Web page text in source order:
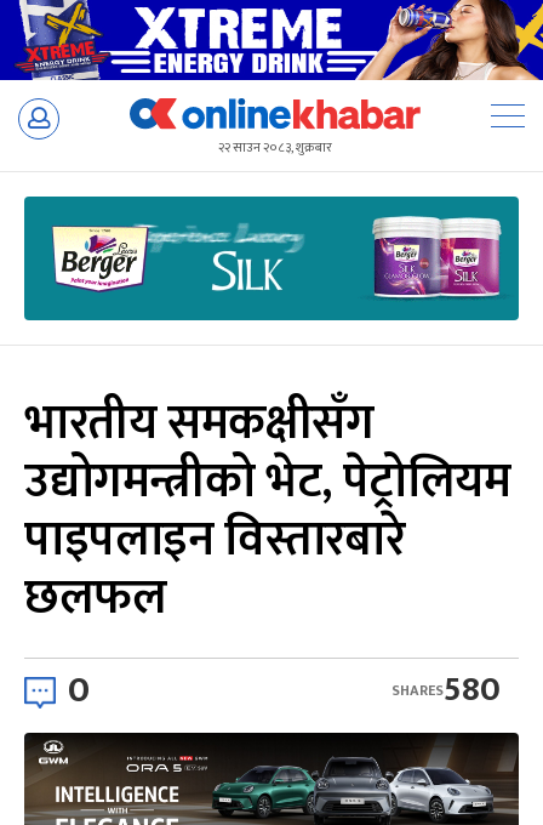
Skip
२२ साउन २०८३, शुक्रबार
भारतीय समकक्षीसँग
उद्योगमन्त्रीको भेट, पेट्रोलियम
पाइपलाइन विस्तारबारे
छलफल
0 580
SHARES